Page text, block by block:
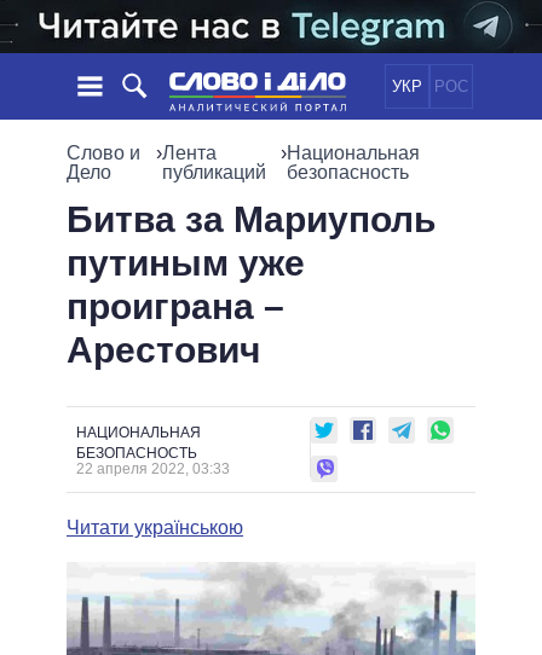
УКР РОС
НОВОСТИ
СТАТЬИ
МНЕНИЯ
ОБЗОРЫ
ЭКОНОМИКА
ОБЩЕСТВО
ОБЕЩАНИЯ
ПОЛИТИКИ
ВСЕ ПОЛИТИКИ
ПРЕЗИДЕНТ И ОФИС
ГЛАВЫ ОБЛАДМИНИСТРАЦИЙ
МЭРЫ
ВСЕ ПЕРСОНЫ
ИНФОГРАФИКА
ВИДЕО
ПОДДЕРЖАТЬ
СРАВНЕНИЕ ПОЛИТИКОВ
Слово и
Дело
›Лента
публикаций
›Национальная
безопасность
Битва за Мариуполь
путиным уже
проиграна –
Арестович
НАЦИОНАЛЬНАЯ
БЕЗОПАСНОСТЬ
22 апреля 2022, 03:33
Читати українською